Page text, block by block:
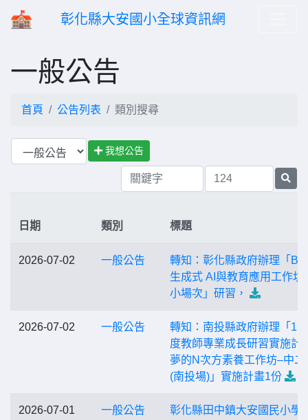
彰化縣大安國小全球資訊網
一般公告
首頁 公告列表 類別搜尋
我想公告
日期 類別 標題
2026-07-02 一般公告
轉知：彰化縣政府辦理「
生成式 AI與教育應用工作坊
小場次」研習，
2026-07-02 一般公告
轉知：南投縣政府辦理「
度教師專業成長研習實施計
夢的N次方素養工作坊–中二
(南投場)」實施計畫1份
2026-07-01 一般公告
彰化縣田中鎮大安國民小學